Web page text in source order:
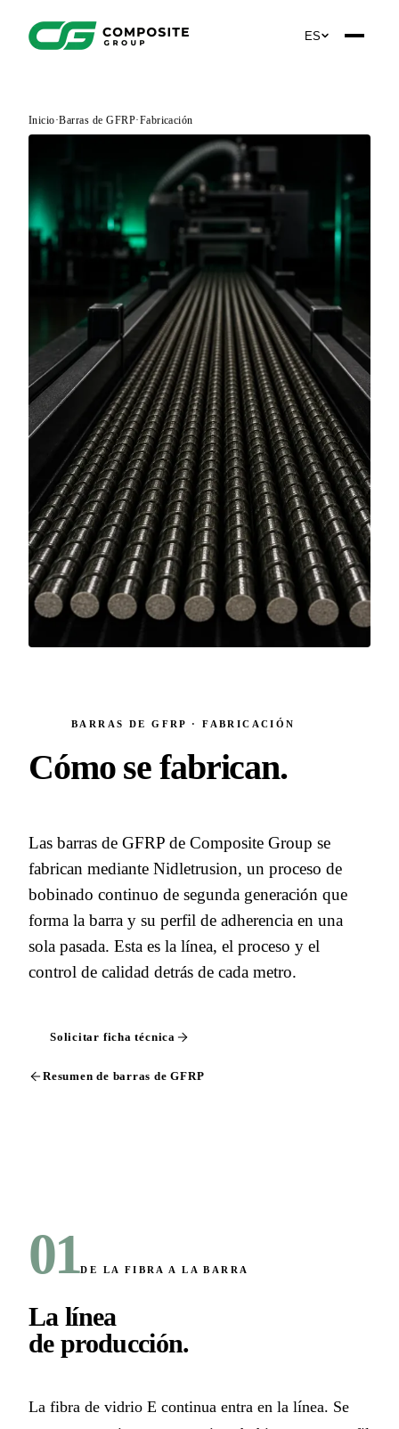
ES
Inicio·Barras de GFRP·Fabricación
BARRAS DE GFRP · FABRICACIÓN
Cómo se fabrican.
Las barras de GFRP de Composite Group se
fabrican mediante Nidletrusion, un proceso de
bobinado continuo de segunda generación que
forma la barra y su perfil de adherencia en una
sola pasada. Esta es la línea, el proceso y el
control de calidad detrás de cada metro.
Solicitar ficha técnica
Resumen de barras de GFRP
01DE LA FIBRA A LA BARRA
La línea
de producción.
La fibra de vidrio E continua entra en la línea. Se